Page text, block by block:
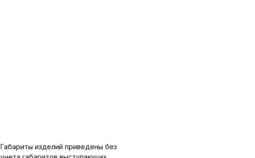
Габариты изделий приведены без